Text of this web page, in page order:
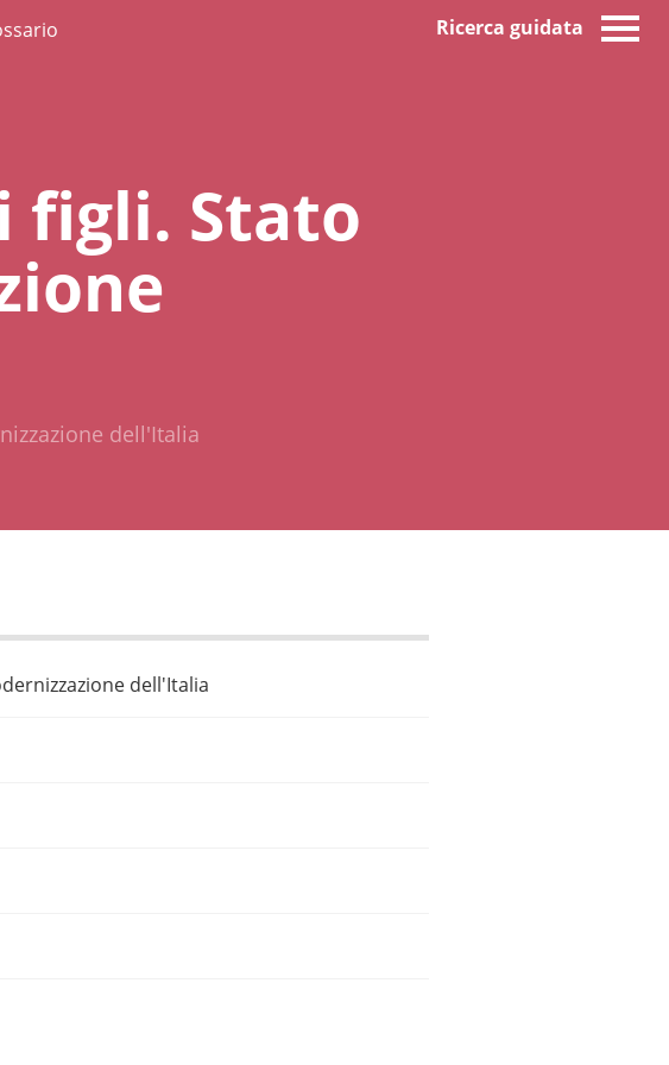
Ricerca guidata
figli. Stato
dell'Italia
dell'Italia